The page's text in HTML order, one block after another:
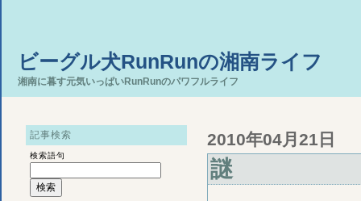
ビーグル犬RunRunの湘南ライフ
湘南に暮す元気いっぱいRunRunのパワフルライフ
記事検索
検索語句
2010年04月21日
謎